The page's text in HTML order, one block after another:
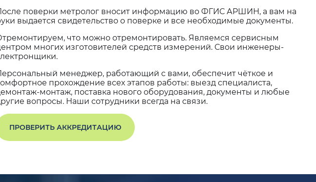
поверки метролог вносит информацию во ФГИС АРШИН, а вам на
выдается свидетельство о поверке и все необходимые документы.
что можно отремонтировать. Являемся сервисным
многих изготовителей средств измерений. Свои инженеры-
менеджер, работающий с вами, обеспечит чёткое и
прохождение всех этапов работы: выезд специалиста,
монтаж, поставка нового оборудования, документы и любые
вопросы. Наши сотрудники всегда на связи.
ПРОВЕРИТЬ АККРЕДИТАЦИЮ